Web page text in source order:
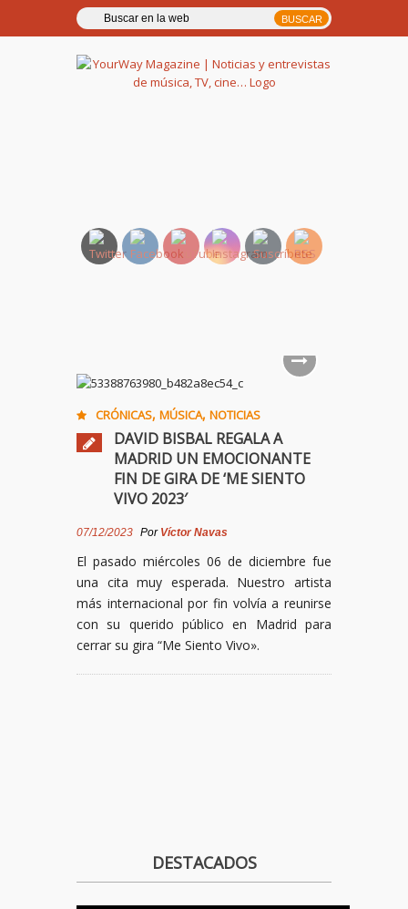
CRÓNICAS, MÚSICA, NOTICIAS
DAVID BISBAL REGALA A
MADRID UN EMOCIONANTE
FIN DE GIRA DE ‘ME SIENTO
VIVO 2023′
07/12/2023 Por Víctor Navas
El pasado miércoles 06 de diciembre fue
una cita muy esperada. Nuestro artista
más internacional por fin volvía a reunirse
con su querido público en Madrid para
cerrar su gira “Me Siento Vivo».
DESTACADOS